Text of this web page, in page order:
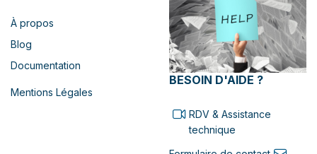
À propos
Blog
Documentation
Mentions Légales
BESOIN D'AIDE ?
RDV & Assistance
technique